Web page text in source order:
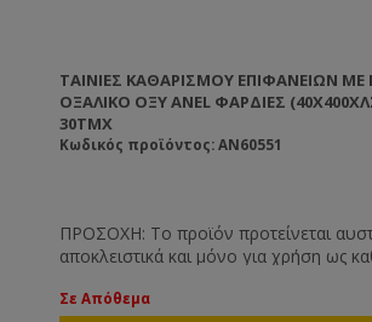
ΤΑΙΝΊΕΣ ΚΑΘΑΡΙΣΜΟΎ ΕΠΙΦΑΝΕΊΩΝ ΜΕ
ΟΞΑΛΙΚΌ ΟΞΎ ANEL ΦΑΡΔΙΈΣ
30ΤΜΧ
Κωδικός προϊόντος: AN60551
ΠΡΟΣΟΧΗ: Το προϊόν προτείνεται
αποκλειστικά και μόνο για χρήση ως
αρμόδιες υπηρεσίες. Το προϊόν δεν
Σε Απόθεμα